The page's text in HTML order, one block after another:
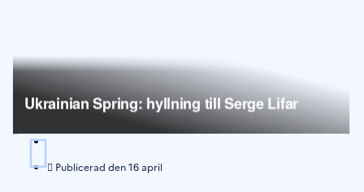
Ukrainian Spring: hyllning till Serge Lifar
Publicerad den16 april